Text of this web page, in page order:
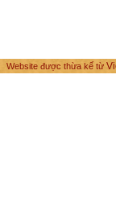
Website được thừa kế từ